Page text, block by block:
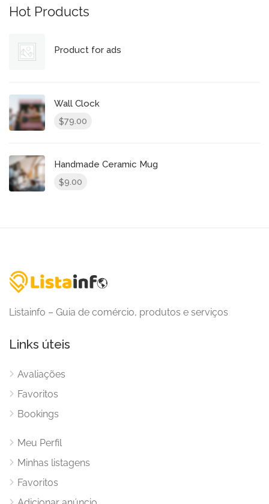
Hot Products
Product for ads
Wall Clock
$79.00
Handmade Ceramic Mug
$9.00
Listainfo – Guia de comércio, produtos e serviços
Links úteis
Avaliações
Favoritos
Bookings
Meu Perfil
Minhas listagens
Favoritos